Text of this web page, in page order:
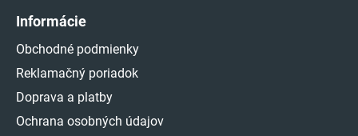
Informácie
Obchodné podmienky
Reklamačný poriadok
Doprava a platby
Ochrana osobných údajov